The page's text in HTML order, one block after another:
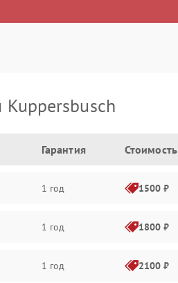
Гарантия Стоимость
1 год 1500 ₽
1 год 1800 ₽
1 год 2100 ₽